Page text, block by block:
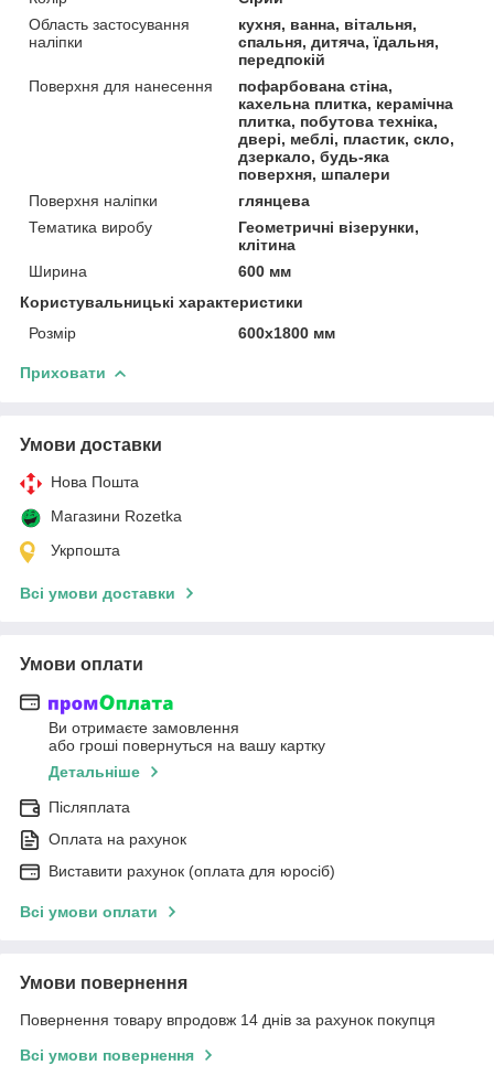
Область застосування
наліпки
кухня, ванна, вітальня,
спальня, дитяча, їдальня,
передпокій
Поверхня для нанесення
пофарбована стіна,
кахельна плитка, керамічна
плитка, побутова техніка,
двері, меблі, пластик, скло,
дзеркало, будь-яка
поверхня, шпалери
Поверхня наліпки
глянцева
Тематика виробу
Геометричні візерунки,
клітина
Ширина
600 мм
Користувальницькі характеристики
Розмір
600х1800 мм
Приховати
Умови доставки
Нова Пошта
Магазини Rozetka
Укрпошта
Всі умови доставки
Умови оплати
Ви отримаєте замовлення
або гроші повернуться на вашу картку
Детальніше
Післяплата
Оплата на рахунок
Виставити рахунок (оплата для юросіб)
Всі умови оплати
Умови повернення
Повернення товару впродовж 14 днів за рахунок покупця
Всі умови повернення